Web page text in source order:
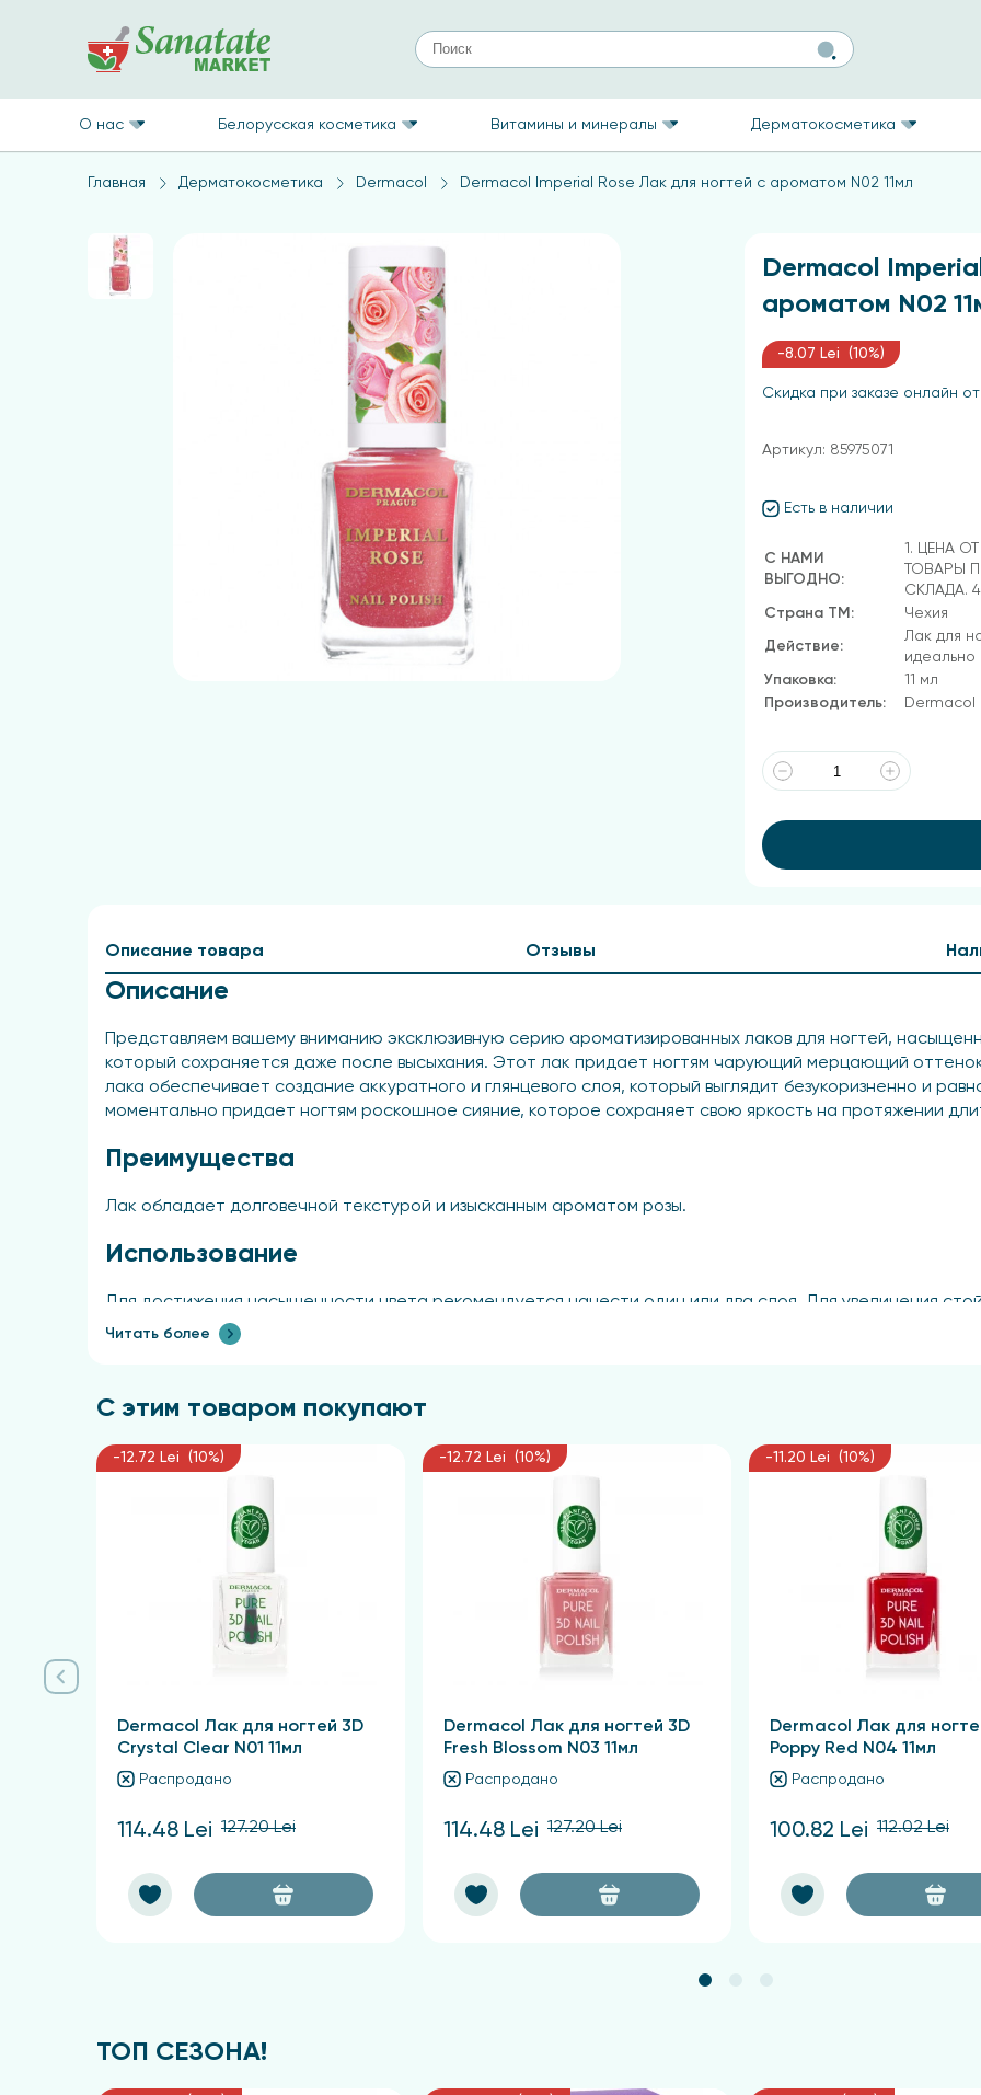
О нас Белорусская косметика Витамины и минералы Дерматокосметика
Главная Дерматокосметика Dermacol Dermacol Imperial Rose Лак для ногтей с ароматом N02 11мл
Dermacol
ароматом N02
-8.07 Lei (10%)
Скидка при заказе онлайн
Есть в наличии
С НАМИ
ВЫГОДНО:
1. ЦЕНА
ТОВАРЫ
СКЛАДА.
Страна ТМ:
Чехия
Действие:
Лак для
Упаковка:
11 мл
Производитель:
Dermacol
Артикул: 85975071
Описание товара
Описание
Представляем вашему вниманию эксклюзивную серию ароматизированных лаков для ногтей,
который сохраняется даже после высыхания. Этот лак придает ногтям чарующий мерцающий
лака обеспечивает создание аккуратного и глянцевого слоя, который выглядит безукоризненно и
моментально придает ногтям роскошное сияние, которое сохраняет свою яркость на протяжении
Преимущества
Лак обладает долговечной текстурой и изысканным ароматом розы.
Использование
Для достижения насыщенности цвета рекомендуется нанести один или два слоя. Для увеличения
базовое покрытие Fast Dry и финишное покрытие Ultra Gloss.
Ногти выглядят безупречно и обладают заметным глянцевым блеском. Лак сохраняет свои качества на
превосходную стойкость маникюра.
Butyl Acetate, Ethyl Acetate, Isopropyl Alcohol, Nitrocellulose, Adipic Acid/Neopentyl Glycol/Trimellitic
Linalool, Isoeugenol, Polyhydroxystearic Acid, Stearalkonium Hectorite, Citral, +/- CI 77891, Tin Oxide, CI 15850,
Читать более
Отзывы
С этим товаром покупают
-12.72 Lei (10%)
Dermacol Лак для ногтей 3D
Crystal Clear N01 11мл
Распродано
114.48 Lei 127.20 Lei
-12.72 Lei (10%)
Dermacol Лак для ногтей 3D
Fresh Blossom N03 11мл
Распродано
114.48 Lei 127.20 Lei
-11.20 Lei (10%)
Dermacol Лак для
Poppy Red N04 11мл
Распродано
100.82 Lei 112.02 Lei
ТОП СЕЗОНА!